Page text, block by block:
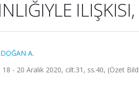
A.
- 20 Aralık 2020, cilt.31, ss.40, (Özet